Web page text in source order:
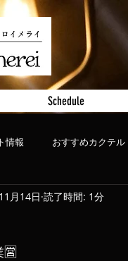
Schedule
情報 おすすめカクテル
サート おすすめビール
月14日 読了時間: 1分
🈺